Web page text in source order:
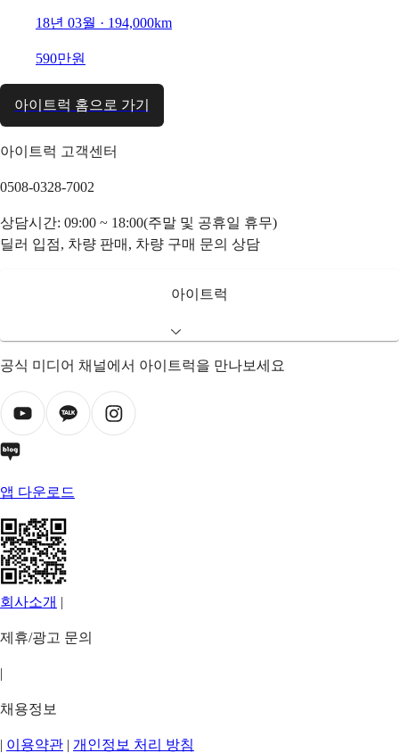
18년 03월 · 194,000km
590만원
아이트럭 홈으로 가기
아이트럭 고객센터
0508-0328-7002
상담시간: 09:00 ~ 18:00(주말 및 공휴일 휴무)
딜러 입점, 차량 판매, 차량 구매 문의 상담
아이트럭
공식 미디어 채널에서 아이트럭을 만나보세요
앱 다운로드
회사소개 |
제휴/광고 문의
|
채용정보
| 이용약관 | 개인정보 처리 방침